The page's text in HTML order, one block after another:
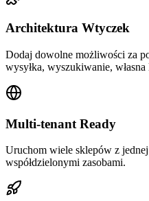
Architektura Wtyczek
Dodaj dowolne możliwości za
wysyłka, wyszukiwanie, własna
Multi-tenant Ready
Uruchom wiele sklepów z
współdzielonymi zasobami.